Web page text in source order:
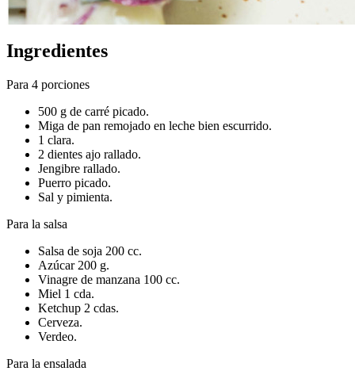
Ingredientes
Para 4 porciones
500 g de carré picado.
Miga de pan remojado en leche bien escurrido.
1 clara.
2 dientes ajo rallado.
Jengibre rallado.
Puerro picado.
Sal y pimienta.
Para la salsa
Salsa de soja 200 cc.
Azúcar 200 g.
Vinagre de manzana 100 cc.
Miel 1 cda.
Ketchup 2 cdas.
Cerveza.
Verdeo.
Para la ensalada